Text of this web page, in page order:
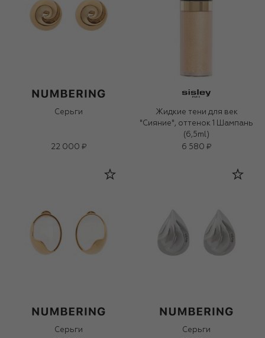
Серьги
22 000 ₽
Жидкие тени для век
"Сияние", оттенок 1 Шампань
(6,5ml)
6 580 ₽
Серьги
Серьги